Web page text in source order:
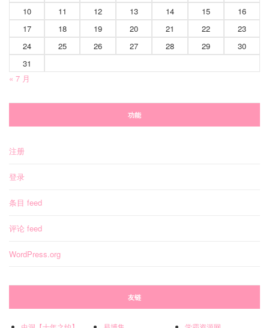
10
11 12 13 14 15
16
17
18 19 20 21 22
23
24
25 26 27 28 29
30
31
« 7 月
功能
注册
登录
条目 feed
评论 feed
WordPress.org
友链